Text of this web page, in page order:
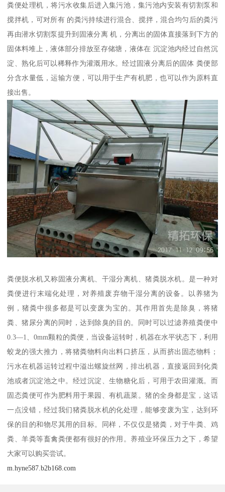
粪便处理机，将污水收集后进入集污池，集污池内安装有切割泵和
搅拌机，可对所有 的粪污持续进行混合、搅拌，混合均匀后的粪污
再由潜水切割泵提升到固液分离 机，分离出的固体直接落到下方的
固体料堆上，液体部分排放至存储塘，液体在 沉淀池内经过自然沉
淀、熟化后可以稀释作为灌溉用水。经过固液分离后的固体 粪便部
分含水量低，运输方便，可以用于生产有机肥，也可以作为原料直
接出售。
粪便脱水机又称固液分离机、干湿分离机、猪粪脱水机。是一种对
粪便进行末端化处理，对养殖废弃物干湿分离的设备。以养猪为
例，猪粪中很多都是可以变废为宝的。其作用首先是除臭，将猪
粪、猪尿分离的同时，达到除臭的目的。同时可以过滤养殖粪便中
0.3—1、0mm颗粒的粪便，当设备运转时，机器在水平状态下，利用
蛟龙的强大推力，将猪粪物料向出料口挤压，从而挤出固态物料；
污水在机器运转过程中溢出螺旋丝网，排出机器，直接返回到化粪
池或者沉淀池之中。经过沉淀、生物糖化后，可用于农田灌溉。而
固态粪便可作为肥料用于果园、有机蔬菜。猪的全身都是宝，这话
一点没错，经过我们猪粪脱水机的化处理，能够变废为宝，达到环
保的目的和物尽其用的目标。同样，不仅仅是猪粪，对于牛粪、鸡
粪、羊粪等畜禽粪便都有很好的作用。养殖业环保压力之下，希望
大家可以购买尝试。
m.hyne587.b2b168.com